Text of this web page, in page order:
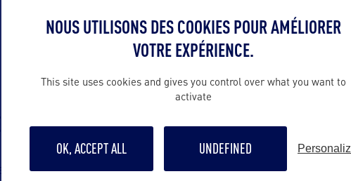
ALLEZ PLUS LOIN
USA :
Contact grand
NOUS UTILISONS DES COOKIES POUR AMÉLIORER
VOTRE EXPÉRIENCE.
This site uses cookies and gives you control over what you want to
activate
OK, ACCEPT ALL UNDEFINED